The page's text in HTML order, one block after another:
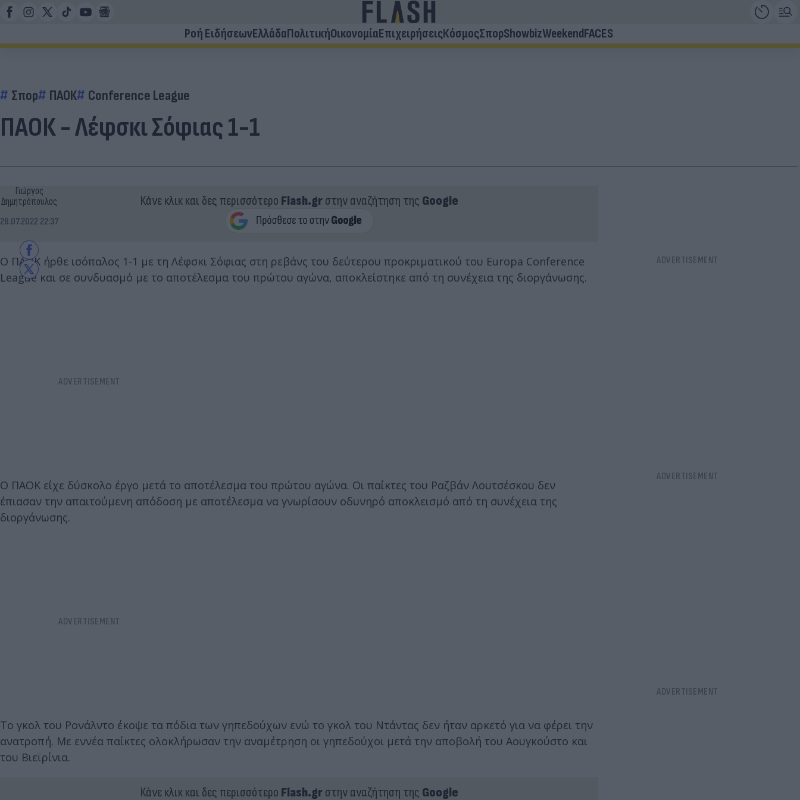
Ροή ΕιδήσεωνΕλλάδαΠολιτικήΟικονομίαΕπιχειρήσειςΚόσμοςΣπορShowbizWeekendFACES
Σπορ ΠΑΟΚ Conference League
ΠΑΟΚ - Λέφσκι Σόφιας 1-1
Γιώργος
Δημητρόπουλος
28.07.2022 22:37
Κάνε κλικ και δες περισσότερο Flash.grστην αναζήτηση της Google
Ο ΠΑΟΚ ήρθε ισόπαλος 1-1 με τη Λέφσκι Σόφιας στη ρεβάνς του δεύτερου προκριματικού του Europa Conference
League και σε συνδυασμό με το αποτέλεσμα του πρώτου αγώνα, αποκλείστηκε από τη συνέχεια της διοργάνωσης.
Ο ΠΑΟΚ είχε δύσκολο έργο μετά το αποτέλεσμα του πρώτου αγώνα. Οι παίκτες του Ραζβάν Λουτσέσκου δεν
έπιασαν την απαιτούμενη απόδοση με αποτέλεσμα να γνωρίσουν οδυνηρό αποκλεισμό από τη συνέχεια της
διοργάνωσης.
Το γκολ του Ρονάλντο έκοψε τα πόδια των γηπεδούχων ενώ το γκολ του Ντάντας δεν ήταν αρκετό για να φέρει την
ανατροπή. Με εννέα παίκτες ολοκλήρωσαν την αναμέτρηση οι γηπεδούχοι μετά την αποβολή του Αουγκούστο και
του Βιεϊρίνια.
Κάνε κλικ και δες περισσότερο Flash.grστην αναζήτηση της Google